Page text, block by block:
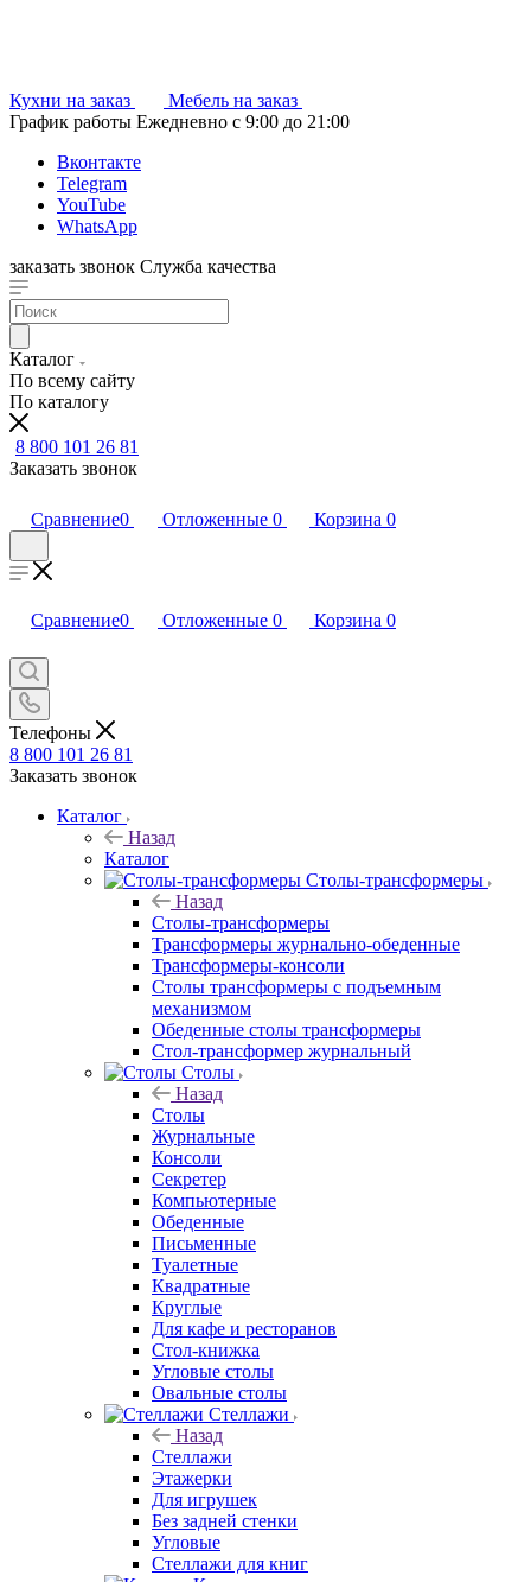
Кухни на заказ
Мебель на заказ
График работы Ежедневно с 9:00 до 21:00
Вконтакте
Telegram
YouTube
WhatsApp
заказать звонок Служба качества
Каталог
По всему сайту
По каталогу
8 800 101 26 81
Заказать звонок
Сравнение0 Отложенные 0 Корзина 0
Сравнение0 Отложенные 0 Корзина 0
Телефоны
8 800 101 26 81
Заказать звонок
Каталог
Назад
Каталог
Столы-трансформеры
Назад
Столы-трансформеры
Трансформеры журнально-обеденные
Трансформеры-консоли
Столы трансформеры с подъемным
механизмом
Обеденные столы трансформеры
Стол-трансформер журнальный
Столы
Назад
Столы
Журнальные
Консоли
Секретер
Компьютерные
Обеденные
Письменные
Туалетные
Квадратные
Круглые
Для кафе и ресторанов
Стол-книжка
Угловые столы
Овальные столы
Стеллажи
Назад
Стеллажи
Этажерки
Для игрушек
Без задней стенки
Угловые
Стеллажи для книг